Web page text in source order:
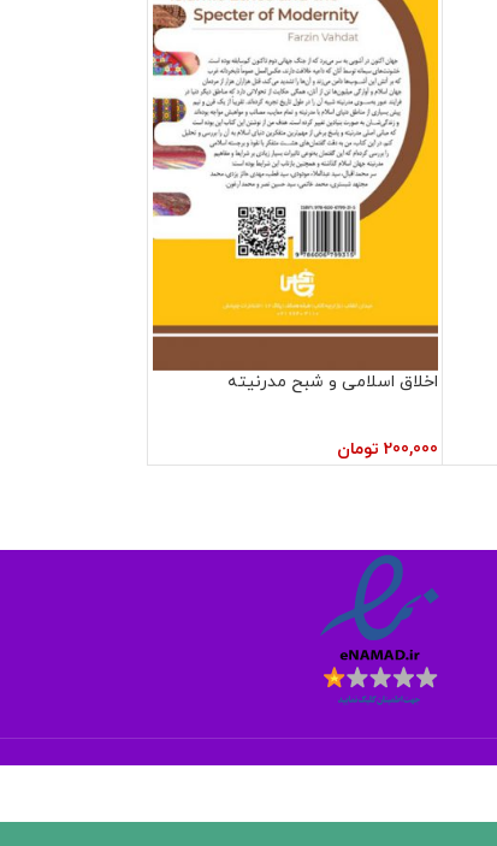
اخلاق اسلامی و شبح مدرنیته
200,000 تومان